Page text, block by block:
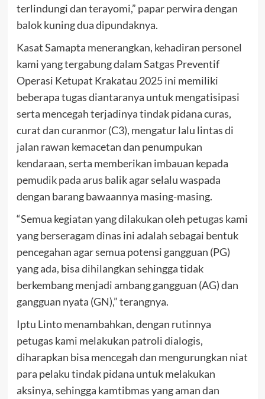
terlindungi dan terayomi,” papar perwira dengan
balok kuning dua dipundaknya.
Kasat Samapta menerangkan, kehadiran personel
kami yang tergabung dalam Satgas Preventif
Operasi Ketupat Krakatau 2025 ini memiliki
beberapa tugas diantaranya untuk mengatisipasi
serta mencegah terjadinya tindak pidana curas,
curat dan curanmor (C3), mengatur lalu lintas di
jalan rawan kemacetan dan penumpukan
kendaraan, serta memberikan imbauan kepada
pemudik pada arus balik agar selalu waspada
dengan barang bawaannya masing-masing.
“Semua kegiatan yang dilakukan oleh petugas kami
yang berseragam dinas ini adalah sebagai bentuk
pencegahan agar semua potensi gangguan (PG)
yang ada, bisa dihilangkan sehingga tidak
berkembang menjadi ambang gangguan (AG) dan
gangguan nyata (GN),” terangnya.
Iptu Linto menambahkan, dengan rutinnya
petugas kami melakukan patroli dialogis,
diharapkan bisa mencegah dan mengurungkan niat
para pelaku tindak pidana untuk melakukan
aksinya, sehingga kamtibmas yang aman dan